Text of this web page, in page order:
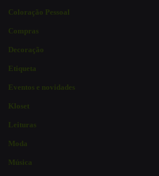
Coloração Pessoal
Compras
Decoração
Etiqueta
Eventos e novidades
Kloset
Leituras
Moda
Música